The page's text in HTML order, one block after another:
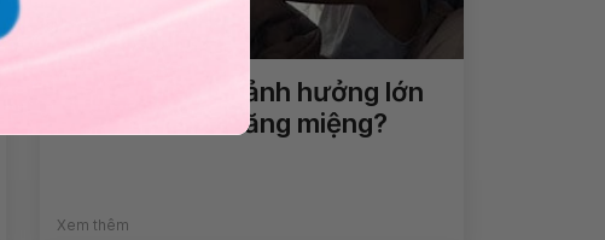
Rối loạn tâm lý ảnh hưởng lớn
đến sức khỏe răng miệng?
Xem thêm